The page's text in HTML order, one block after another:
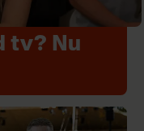
tv? Nu